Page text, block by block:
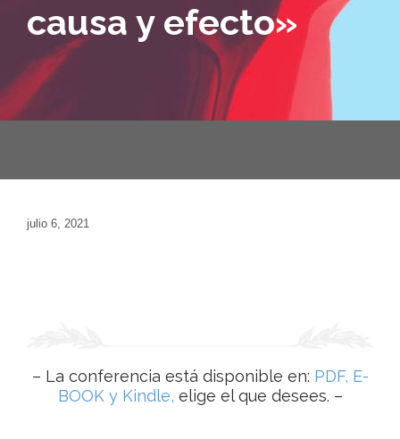
causa y efecto»
julio 6, 2021
– La conferencia está disponible en: PDF, E-
BOOK y Kindle, elige el que desees. –